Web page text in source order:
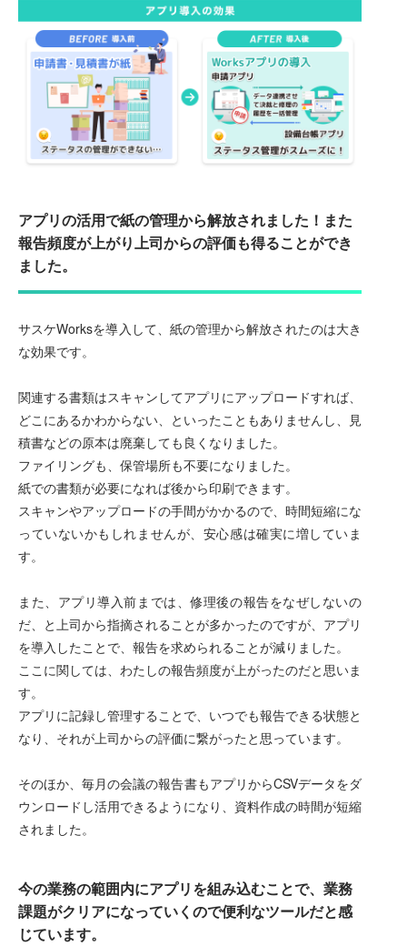
アプリの活用で紙の管理から解放されました！また
報告頻度が上がり上司からの評価も得ることができ
ました。
サスケWorksを導入して、紙の管理から解放されたのは大き
な効果です。
関連する書類はスキャンしてアプリにアップロードすれば、
どこにあるかわからない、といったこともありませんし、見
積書などの原本は廃棄しても良くなりました。
ファイリングも、保管場所も不要になりました。
紙での書類が必要になれば後から印刷できます。
スキャンやアップロードの手間がかかるので、時間短縮にな
っていないかもしれませんが、安心感は確実に増していま
す。
また、アプリ導入前までは、修理後の報告をなぜしないの
だ、と上司から指摘されることが多かったのですが、アプリ
を導入したことで、報告を求められることが減りました。
ここに関しては、わたしの報告頻度が上がったのだと思いま
す。
アプリに記録し管理することで、いつでも報告できる状態と
なり、それが上司からの評価に繋がったと思っています。
そのほか、毎月の会議の報告書もアプリからCSVデータをダ
ウンロードし活用できるようになり、資料作成の時間が短縮
されました。
今の業務の範囲内にアプリを組み込むことで、業務
課題がクリアになっていくので便利なツールだと感
じています。